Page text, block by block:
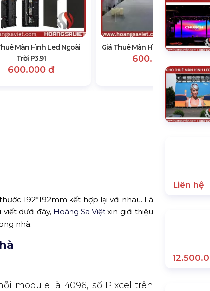
Màn Hình Led Ngoài
Trời P3.91
600.000 đ
Giá Thuê Màn Hình Led Đám Cưới
600.000 đ
192*192mm kết hợp lại với nhau. Là
dưới đây, Hoàng Sa Việt xin giới thiệu
nhà.
module là 4096, số Pixcel trên